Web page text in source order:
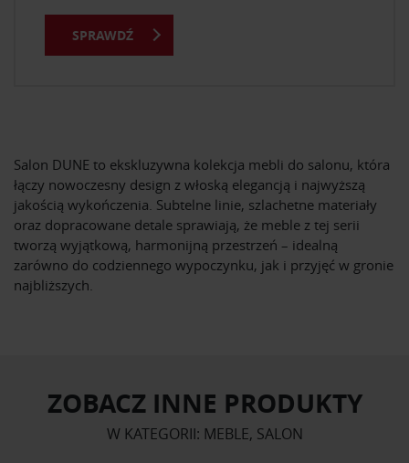
Salon DUNE to ekskluzywna kolekcja mebli do salonu, która
łączy nowoczesny design z włoską elegancją i najwyższą
jakością wykończenia. Subtelne linie, szlachetne materiały
oraz dopracowane detale sprawiają, że meble z tej serii
tworzą wyjątkową, harmonijną przestrzeń – idealną
zarówno do codziennego wypoczynku, jak i przyjęć w gronie
najbliższych.
SPRAWDŹ
ZOBACZ INNE PRODUKTY
W KATEGORII: MEBLE, SALON